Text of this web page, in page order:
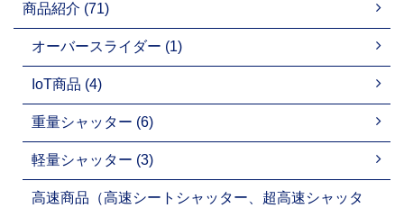
商品紹介 (71)
オーバースライダー (1)
IoT商品 (4)
重量シャッター (6)
軽量シャッター (3)
高速商品（高速シートシャッター、超高速シャッタ